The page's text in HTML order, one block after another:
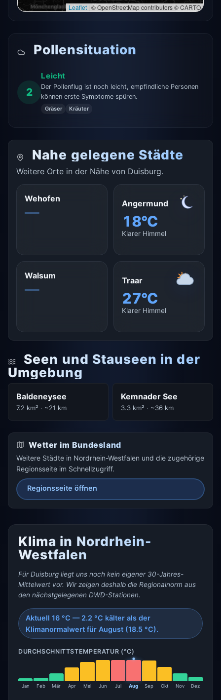
Leaflet | © OpenStreetMap contributors © CARTO
Pollensituation
2
Leicht
Der Pollenflug ist noch leicht, empfindliche Personen
können erste Symptome spüren.
Gräser Kräuter
Nahe gelegene Städte
Weitere Orte in der Nähe von Duisburg.
Wehofen
— Angermund
18°C
Klarer Himmel
Walsum
— Traar
27°C
Klarer Himmel
Seen und Stauseen in der
Umgebung
Baldeneysee
7.2 km² · ~21 km
Kemnader See
3.3 km² · ~36 km
Wetter im Bundesland
Weitere Städte in Nordrhein-Westfalen und die zugehörige
Regionsseite im Schnellzugriff.
Regionsseite öffnen
Klima in Nordrhein-
Westfalen
Für Duisburg liegt uns noch kein eigener 30-Jahres-
Mittelwert vor. Wir zeigen deshalb die Regionalnorm aus
den nächstgelegenen DWD-Stationen.
Aktuell 16 °C — 2.2 °C kälter als der
Klimanormalwert für August (18.5 °C).
DURCHSCHNITTSTEMPERATUR (°C)
Jan Feb Mär Apr Mai Jun Jul Aug Sep Okt Nov Dez